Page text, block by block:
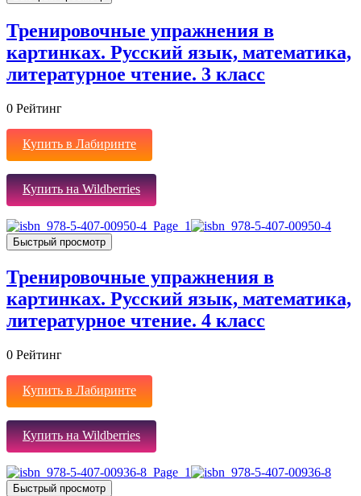
Тренировочные упражнения в
картинках. Русский язык, математика,
литературное чтение. 3 класс
0 Рейтинг
Купить в Лабиринте
Купить на Wildberries
Быстрый просмотр
Тренировочные упражнения в
картинках. Русский язык, математика,
литературное чтение. 4 класс
0 Рейтинг
Купить в Лабиринте
Купить на Wildberries
Быстрый просмотр